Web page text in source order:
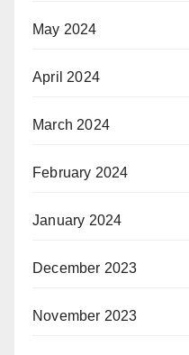
May 2024
April 2024
March 2024
February 2024
January 2024
December 2023
November 2023